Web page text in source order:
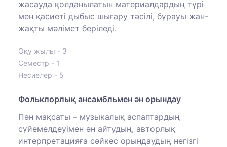
жасауда қолданылатын материалдардың түрі
мен қасиеті дыбыс шығару тәсілі, бұрауы жан-
жақты мәлімет беріледі.
Оқу жылы - 3
Семестр - 1
Несиелер - 5
Фольклорлық ансамбльмен ән орындау
Пән мақсаты – музыкалық аспаптардың
сүйемелдеуімен ән айтудың, авторлық
интерпретацияға сәйкес орындаудың негізгі